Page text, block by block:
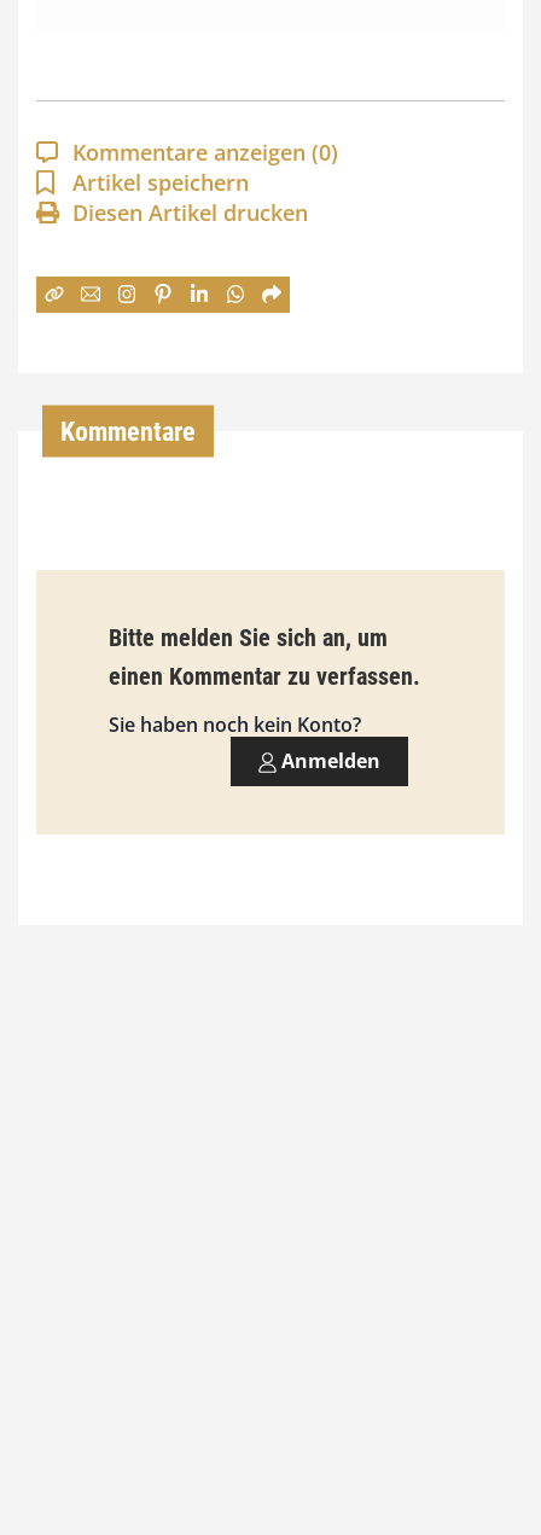
p
a
n
n
:
€
i
s
9
0
Kommentare anzeigen (0)
Artikel speichern
Diesen Artikel drucken
Kommentare
Bitte melden Sie sich an, um
einen Kommentar zu verfassen.
Sie haben noch kein Konto?
Anmelden